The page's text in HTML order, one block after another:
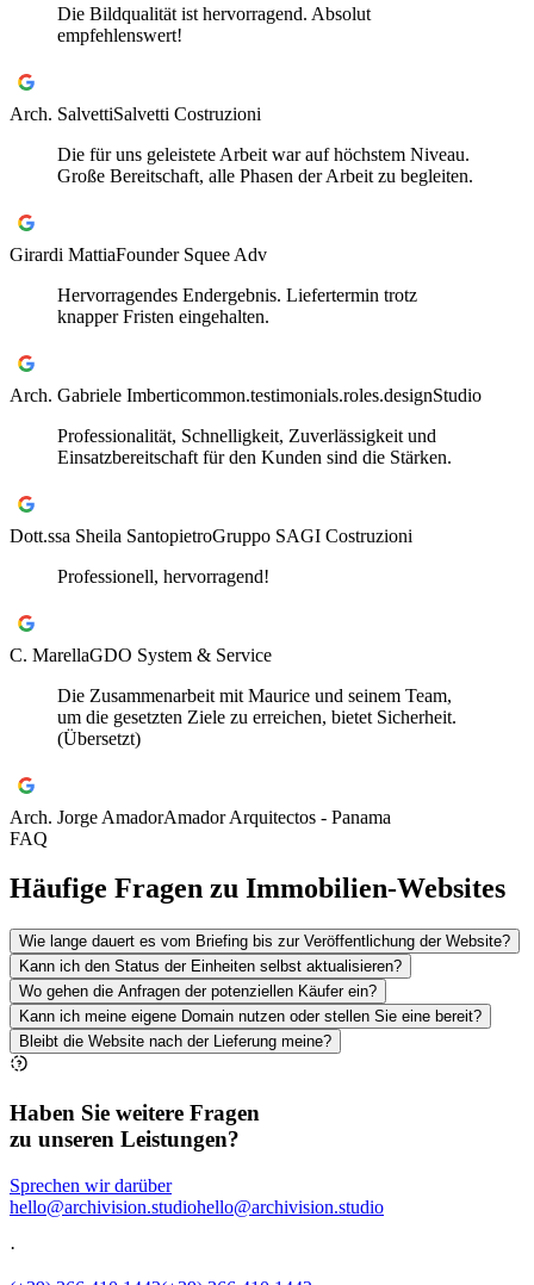
Die Bildqualität ist hervorragend. Absolut
empfehlenswert!
Arch. SalvettiSalvetti Costruzioni
Die für uns geleistete Arbeit war auf höchstem Niveau.
Große Bereitschaft, alle Phasen der Arbeit zu begleiten.
Girardi MattiaFounder Squee Adv
Hervorragendes Endergebnis. Liefertermin trotz
knapper Fristen eingehalten.
Arch. Gabriele Imberticommon.testimonials.roles.designStudio
Professionalität, Schnelligkeit, Zuverlässigkeit und
Einsatzbereitschaft für den Kunden sind die Stärken.
Dott.ssa Sheila SantopietroGruppo SAGI Costruzioni
Professionell, hervorragend!
C. MarellaGDO System & Service
Die Zusammenarbeit mit Maurice und seinem Team,
um die gesetzten Ziele zu erreichen, bietet Sicherheit.
(Übersetzt)
Arch. Jorge AmadorAmador Arquitectos - Panama
FAQ
Häufige Fragen zu Immobilien-Websites
Wie lange dauert es vom Briefing bis zur Veröffentlichung der Website?
Kann ich den Status der Einheiten selbst aktualisieren?
Wo gehen die Anfragen der potenziellen Käufer ein?
Kann ich meine eigene Domain nutzen oder stellen Sie eine bereit?
Bleibt die Website nach der Lieferung meine?
Haben Sie weitere Fragen
zu unseren Leistungen?
Sprechen wir darüber
hello@archivision.studiohello@archivision.studio
·